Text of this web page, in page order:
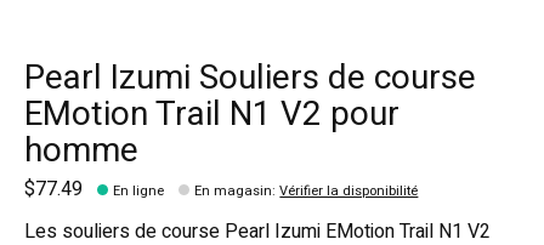
Pearl Izumi Souliers de course
EMotion Trail N1 V2 pour
homme
$77.49 En ligne En magasin:Vérifier la disponibilité
Les souliers de course Pearl Izumi EMotion Trail N1 V2